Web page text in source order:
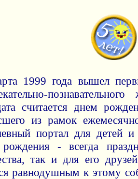
1999 года вышел
считается днем
из рамок
портал для детей
- всегда
так и для его
равнодушным к этому